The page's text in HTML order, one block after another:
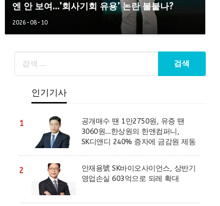
엔 안 보여…’회사기회 유용’ 논란 불붙나?
2026-08-10
인기기사
1
공개매수 땐 1만2750원, 유증 땐
3060원…한상원의 한앤컴퍼니,
SK디앤디 240% 증자에 금감원 제동
2
안재용號 SK바이오사이언스, 상반기
영업손실 603억으로 되레 확대